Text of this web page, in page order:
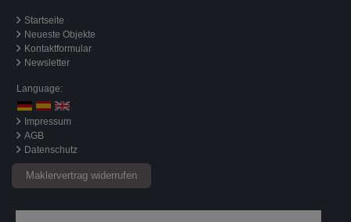
Startseite
Neueste Objekte
Kontaktformular
Newsletter
Language:
Impressum
AGB
Datenschutz
Maklervertrag widerrufen